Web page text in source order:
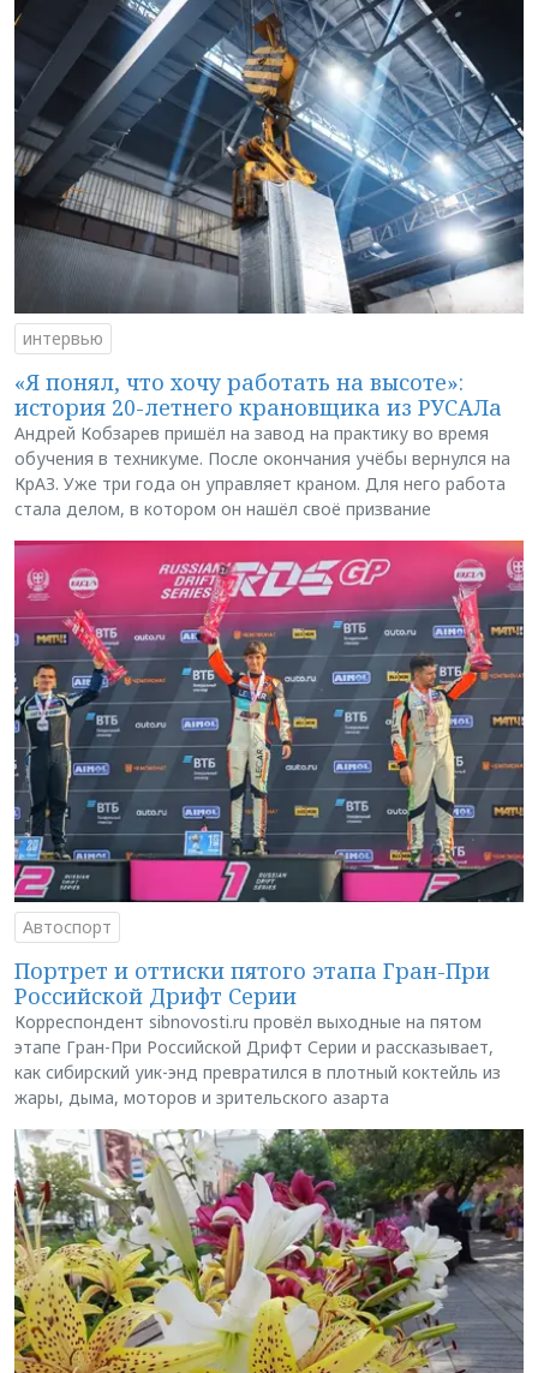
интервью
«Я понял, что хочу работать на высоте»:
история 20-летнего крановщика из РУСАЛа
Андрей Кобзарев пришёл на завод на практику во время
обучения в техникуме. После окончания учёбы вернулся на
КрАЗ. Уже три года он управляет краном. Для него работа
стала делом, в котором он нашёл своё призвание
Автоспорт
Портрет и оттиски пятого этапа Гран-При
Российской Дрифт Серии
Корреспондент sibnovosti.ru провёл выходные на пятом
этапе Гран-При Российской Дрифт Серии и рассказывает,
как сибирский уик-энд превратился в плотный коктейль из
жары, дыма, моторов и зрительского азарта